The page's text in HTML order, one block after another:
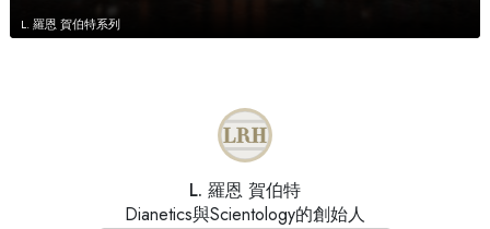
L. 羅恩 賀伯特系列
L. 羅恩 賀伯特
Dianetics與Scientology的創始人